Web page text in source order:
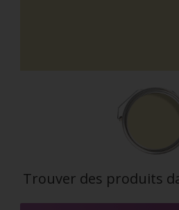
Trouver des produits